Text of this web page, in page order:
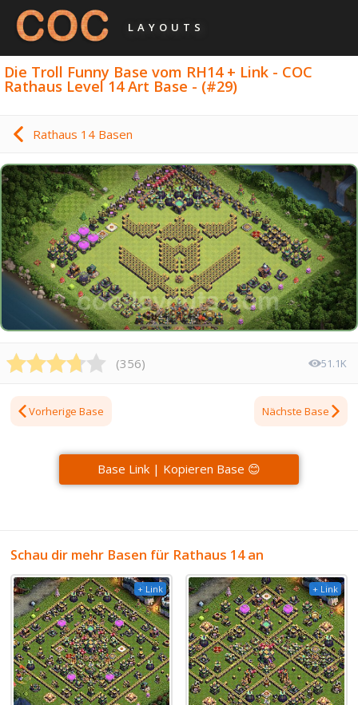
LAYOUTS
Die Troll Funny Base vom RH14 + Link - COC
Rathaus Level 14 Art Base - (#29)
Rathaus 14 Basen
(356) 51.1K
Vorherige Base Nächste Base
Base Link | Kopieren Base 😊
Schau dir mehr Basen für Rathaus 14 an
+ Link + Link